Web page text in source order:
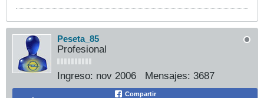
Peseta_85
Profesional
Ingreso: nov 2006 Mensajes: 3687
Compartir